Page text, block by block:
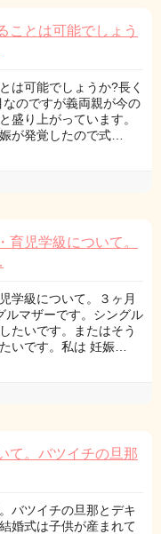
ことは可能でしょう
は可能でしょうか?長く
のですが義両親が今の
盛り上がっています。
が発覚したので式…
育児学級について。
学級について。３ヶ月
ルマザーです。シングル
たいです。またはそう
いです。私は 妊娠…
て。バツイチの旦那
バツイチの旦那とデキ
婚式は子供が産まれて